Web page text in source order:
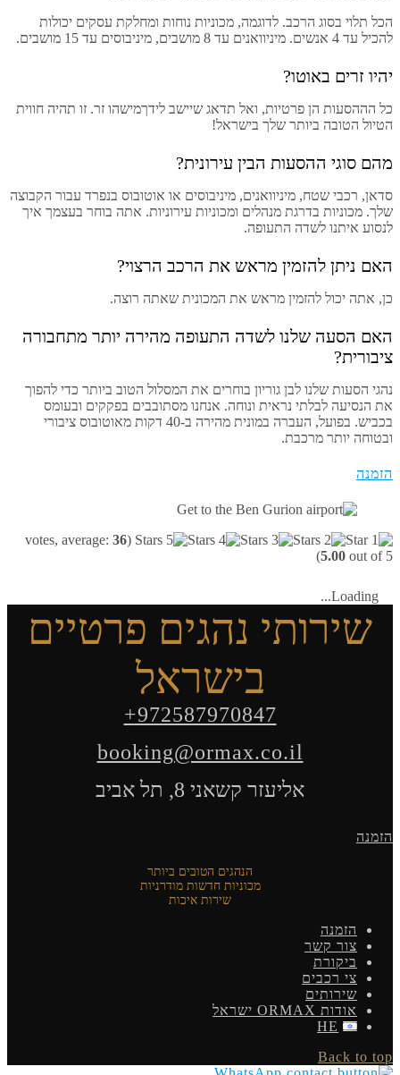
הכל תלוי בסוג הרכב. לדוגמה, מכוניות נוחות ומחלקת עסקים יכולות
להכיל עד 4 אנשים. מיניוואנים עד 8 מושבים, מיניבוסים עד 15 מושבים.
יהיו זרים באוטו?
כל הההסעות הן פרטיות, ואל תדאג שיישב לידךמישהו זר. זו תהיה חווית
הטיול הטובה ביותר שלך בישראל!
מהם סוגי ההסעות הבין עירונית?
סדאן, רכבי שטח, מיניוואנים, מיניבוסים או אוטובוס בנפרד עבור הקבוצה
שלך. מכוניות בדרגת מנהלים ומכוניות עירוניות. אתה בוחר בעצמך איך
לנסוע איתנו לשדה התעופה.
האם ניתן להזמין מראש את הרכב הרצוי?
כן, אתה יכול להזמין מראש את המכונית שאתה רוצה.
האם הסעה שלנו לשדה התעופה מהירה יותר מתחבורה
ציבורית?
נהגי הסעות שלנו לבן גוריון בוחרים את המסלול הטוב ביותר כדי להפוך
את הנסיעה לבלתי נראית ונוחה. אנחנו מסתובבים בפקקים ובעומס
בכביש. בפועל, העברה במונית מהירה ב-40 דקות מאוטובוס ציבורי
ובטוחה יותר מרכבת.
הזמנה
(
36
5.00 out of 5)
Loading...
שירותי נהגים פרטיים
בישראל
+972587970847
booking@ormax.co.il
אליעזר קשאני 8, תל אביב
הזמנה
הנהגים הטובים ביותר
מכוניות חדשות מודרניות
שירות איכות
הזמנה
צור קשר
ביקורת
צי רכבים
שירותים
אודות ORMAX ישראל
HE
Back to top